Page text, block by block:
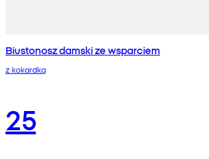
Biustonosz damski ze wsparciem
z kokardką
25